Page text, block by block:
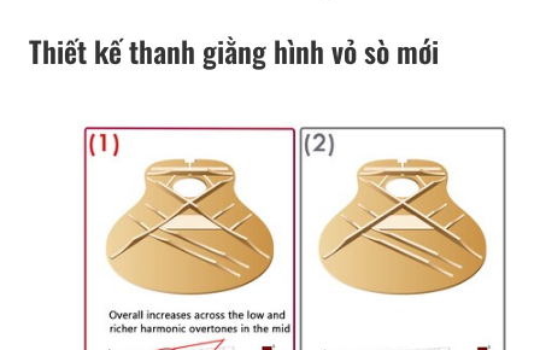
Thiết kế thanh giằng hình vỏ sò mới